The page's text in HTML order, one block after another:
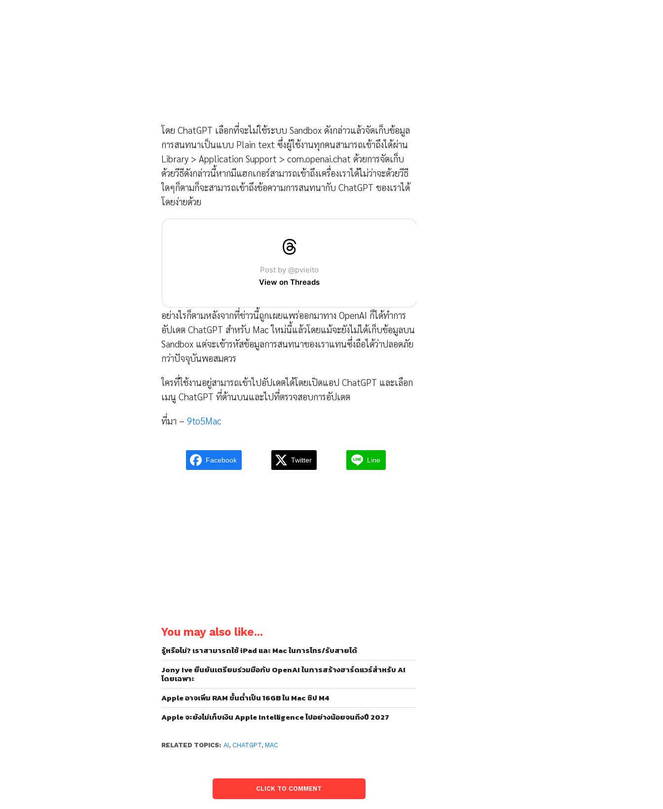
โดย ChatGPT เลือกที่จะไม่ใช้ระบบ Sandbox ดังกล่าวแล้วจัดเก็บข้อมูล
การสนทนาเป็นแบบ Plain text ซึ่งผู้ใช้งานทุกคนสามารถเข้าถึงได้ผ่าน
Library > Application Support > com.openai.chat ด้วยการจัดเก็บ
ด้วยวีธีดังกล่าวนี้หากมีแฮกเกอร์สามารถเข้าถึงเครื่องเราได้ไม่ว่าจะด้วยวีธี
ใดๆก็ตามก็จะสามารถเข้าถึงข้อความการสนทนากับ ChatGPT ของเราได้
โดยง่ายด้วย
Post by @pvieito
View on Threads
อย่างไรก็ตามหลังจากที่ข่าวนี้ถูกเผยแพร่ออกมาทาง OpenAI ก็ได้ทำการ
อัปเดต ChatGPT สำหรับ Mac ใหม่นี้แล้วโดยแม้จะยังไม่ได้เก็บข้อมูลบน
Sandbox แต่จะเข้ารหัสข้อมูลการสนทนาของเราแทนซึ่งถือได้ว่าปลอดภัย
กว่าปัจจุบันพอสมควร
ใครที่ใช้งานอยู่สามารถเข้าไปอัปเดตได้โดยเปิดแอป ChatGPT และเลือก
เมนู ChatGPT ที่ด้านบนและไปที่ตรวจสอบการอัปเดต
ที่มา –9to5Mac
Facebook Twitter Line
You may also like...
รู้หรือไม่? เราสามารถใช้ iPad และ Mac ในการโทร/รับสายได้
Jony Ive ยืนยันเตรียมร่วมมือกับ OpenAI ในการสร้างฮาร์ดแวร์สำหรับ AI
โดยเฉพาะ
Apple อาจเพิ่ม RAM ขั้นต่ำเป็น 16GB ใน Mac ชิป M4
Apple จะยังไม่เก็บเงิน Apple Intelligence ไปอย่างน้อยจนถึงปี 2027
RELATED TOPICS: AI, CHATGPT,MAC
CLICK TO COMMENT